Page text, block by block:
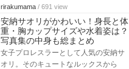
rirakumama / 691 view
安納サオリがかわいい！身長と体
重・胸カップサイズや水着姿は？
写真集の中身も総まとめ
女子プロレスラーとして人気の安納サ
オリ。そのキュートなルックスから